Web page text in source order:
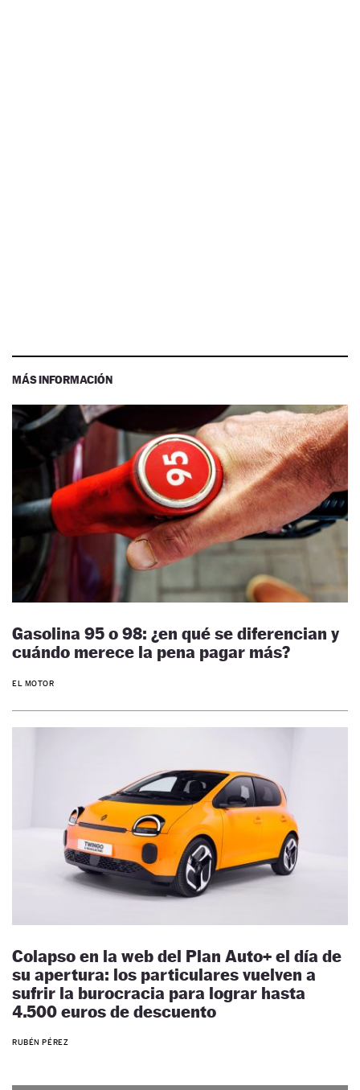
MÁS INFORMACIÓN
Gasolina 95 o 98: ¿en qué se diferencian y
cuándo merece la pena pagar más?
EL MOTOR
Colapso en la web del Plan Auto+ el día de
su apertura: los particulares vuelven a
sufrir la burocracia para lograr hasta
4.500 euros de descuento
RUBÉN PÉREZ